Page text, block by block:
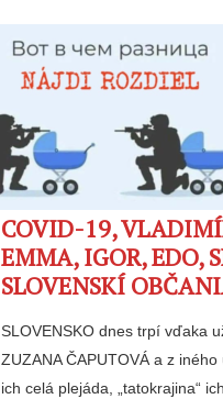
COVID-19,
EMMA, IGOR, EDO,
SLOVENSKÍ
SLOVENSKO dnes trpí vďaka
ZUZANA ČAPUTOVÁ a z
ich celá plejáda, „tatokrajina“